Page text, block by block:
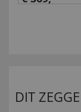
DIT